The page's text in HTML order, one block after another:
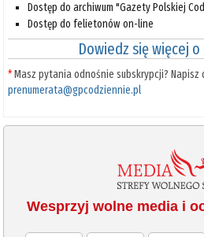
Dostęp do archiwum "Gazety Polskiej
Dostęp do felietonów on-line
Dowiedz się więcej o
*Masz pytania odnośnie subskrypcji? Napisz
prenumerata@gpcodziennie.pl
Wesprzyj wolne media i